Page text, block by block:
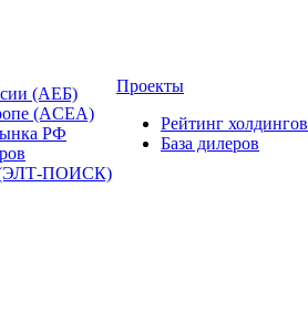
(АЕБ)
(ACEA)
РФ
(ЭЛТ-ПОИСК)
Проекты
Рейтинг холдингов
База дилеров